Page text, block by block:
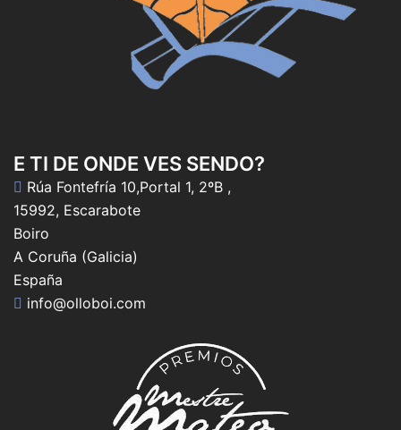
E TI DE ONDE VES SENDO?
Rúa Fontefría 10,Portal 1, 2ºB ,
15992, Escarabote
Boiro
A Coruña (Galicia)
España
info@olloboi.com